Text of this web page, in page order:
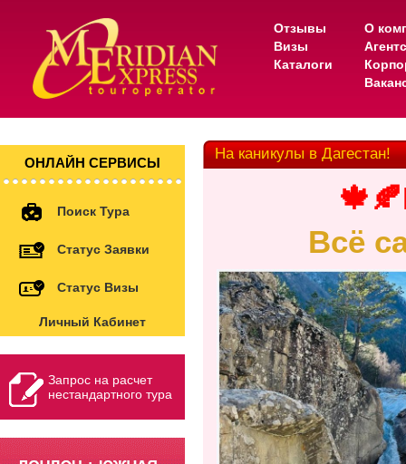
Отзывы
Визы
Каталоги
О
ОНЛАЙН СЕРВИСЫ
Поиск Тура
Статус Заявки
Статус Визы
Личный Кабинет
Запрос на расчет
нестандартного тура
На каникулы в Дагестан!
Всё